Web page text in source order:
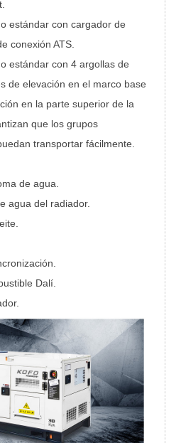
estándar con cargador de
conexión ATS.
estándar con 4 argollas de
de elevación en el marco base
en la parte superior de la
que los grupos
transportar fácilmente.
de agua.
agua del radiador.
Dalí.